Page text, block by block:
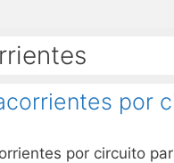
por
por circuito